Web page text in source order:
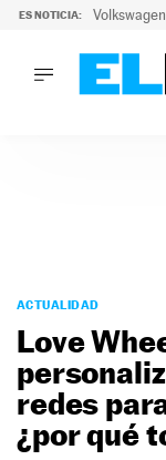
ES NOTICIA:
PODCAST
MOTOS
TECNOLOGÍA
SUPERCOCHES
PREMIOS
ACTUALIDAD
Love
redes
¿por qué